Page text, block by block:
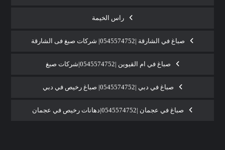
راس الخيمة
صباغ في الشارقة |0545574752| شركات صبغ فى الشارقة
صباغ في ام القيوين |0545574752|شركات صبغ
صباغ في دبي |0545574752| صباغ رخيص في دبي
صباغ في عجمان |0545574752|دهانات رخيص في عجمان